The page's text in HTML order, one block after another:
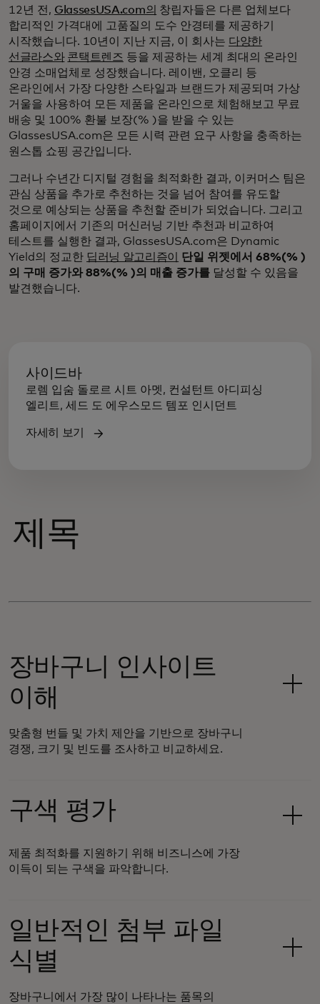
12년 전, GlassesUSA.com의 창립자들은 다른 업체보다
합리적인 가격대에 고품질의 도수 안경테를 제공하기
시작했습니다. 10년이 지난 지금, 이 회사는 다양한
선글라스와 콘택트렌즈 등을 제공하는 세계 최대의 온라인
안경 소매업체로 성장했습니다. 레이밴, 오클리 등
온라인에서 가장 다양한 스타일과 브랜드가 제공되며 가상
거울을 사용하여 모든 제품을 온라인으로 체험해보고 무료
배송 및 100% 환불 보장(% )을 받을 수 있는
GlassesUSA.com은 모든 시력 관련 요구 사항을 충족하는
원스톱 쇼핑 공간입니다.
그러나 수년간 디지털 경험을 최적화한 결과, 이커머스 팀은
관심 상품을 추가로 추천하는 것을 넘어 참여를 유도할
것으로 예상되는 상품을 추천할 준비가 되었습니다. 그리고
홈페이지에서 기존의 머신러닝 기반 추천과 비교하여
테스트를 실행한 결과, GlassesUSA.com은 Dynamic
Yield의 정교한 딥러닝 알고리즘이
단일 위젯에서 68%(% )
의 구매 증가와 88%(% )의 매출 증가를 달성할 수 있음을
발견했습니다.
사이드바
로렘 입숨 돌로르 시트 아멧, 컨설턴트 아디피싱
엘리트, 세드 도 에우스모드 템포 인시던트
자세히 보기
제목
장바구니 인사이트
이해
맞춤형 번들 및 가치 제안을 기반으로 장바구니
경쟁, 크기 및 빈도를 조사하고 비교하세요.
구색 평가
제품 최적화를 지원하기 위해 비즈니스에 가장
이득이 되는 구색을 파악합니다.
일반적인 첨부 파일
식별
장바구니에서 가장 많이 나타나는 품목의